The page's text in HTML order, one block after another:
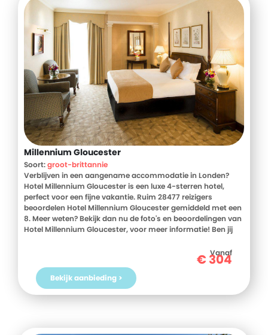
Millennium Gloucester
Soort:groot-brittannie
Verblijven in een aangename accommodatie in Londen?
Hotel Millennium Gloucester is een luxe 4-sterren hotel,
perfect voor een fijne vakantie. Ruim 28477 reizigers
beoordelen Hotel Millennium Gloucester gemiddeld met een
8. Meer weten? Bekijk dan nu de foto's en beoordelingen van
Hotel Millennium Gloucester, voor meer informatie! Ben jij
jouw vakantie naar Hotel Millennium Gloucester vandaag
Vanaf
€304
Bekijk aanbieding >